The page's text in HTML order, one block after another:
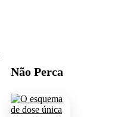
Não Perca